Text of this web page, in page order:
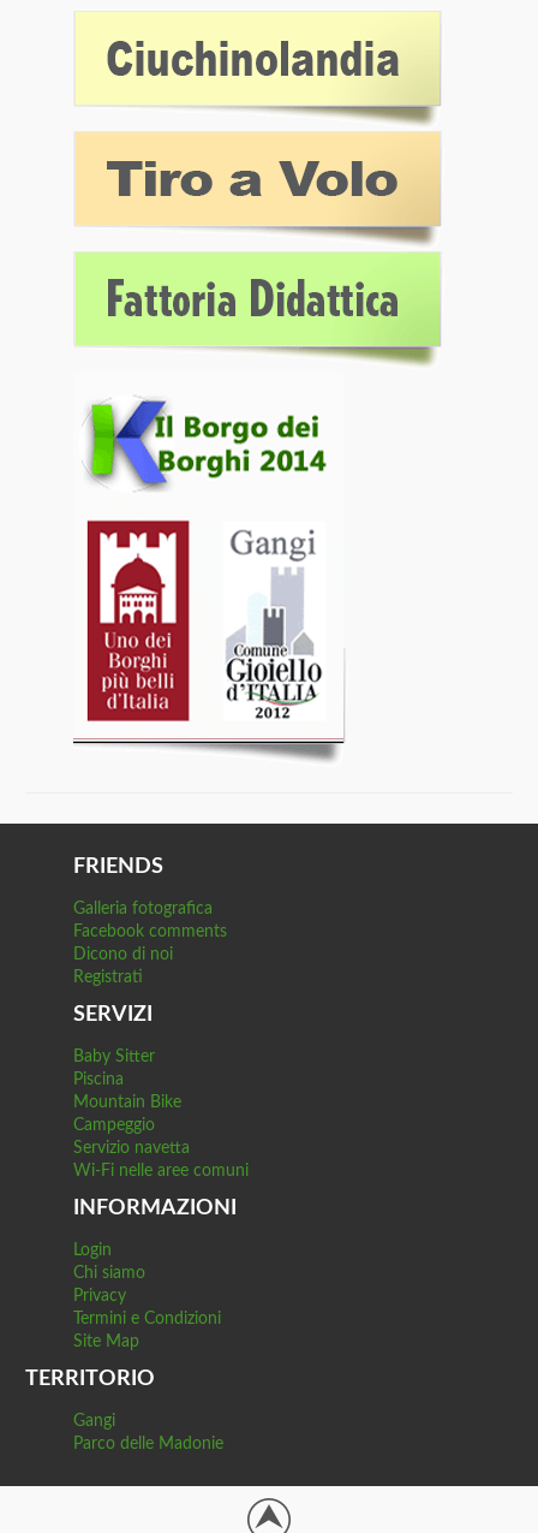
FRIENDS
Galleria fotografica
Facebook comments
Dicono di noi
Registrati
SERVIZI
Baby Sitter
Piscina
Mountain Bike
Campeggio
Servizio navetta
Wi-Fi nelle aree comuni
INFORMAZIONI
Login
Chi siamo
Privacy
Termini e Condizioni
Site Map
TERRITORIO
Gangi
Parco delle Madonie